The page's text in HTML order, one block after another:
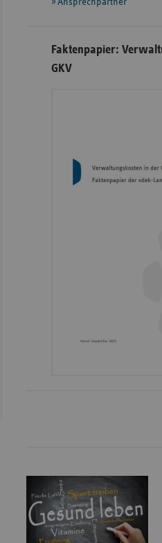
Faktenpapier:
GKV